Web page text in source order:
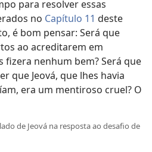
para resolver essas
no Capítulo 11 deste
é bom pensar: Será que
ao acreditarem em
fizera nenhum bem? Será que
que Jeová, que lhes havia
era um mentiroso cruel? O
de Jeová na resposta ao desafio de